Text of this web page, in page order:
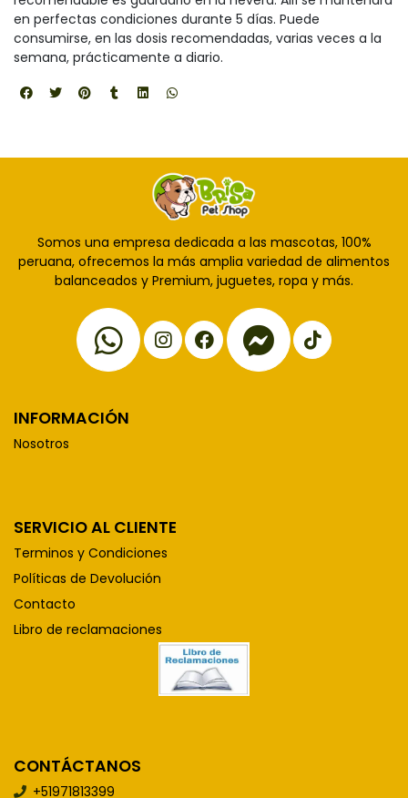
en perfectas condiciones durante 5 días. Puede
consumirse, en las dosis recomendadas, varias veces a la
semana, prácticamente a diario.
Somos una empresa dedicada a las mascotas, 100%
peruana, ofrecemos la más amplia variedad de alimentos
balanceados y Premium, juguetes, ropa y más.
INFORMACIÓN
Nosotros
SERVICIO AL CLIENTE
Terminos y Condiciones
Políticas de Devolución
Contacto
Libro de reclamaciones
CONTÁCTANOS
+51971813399